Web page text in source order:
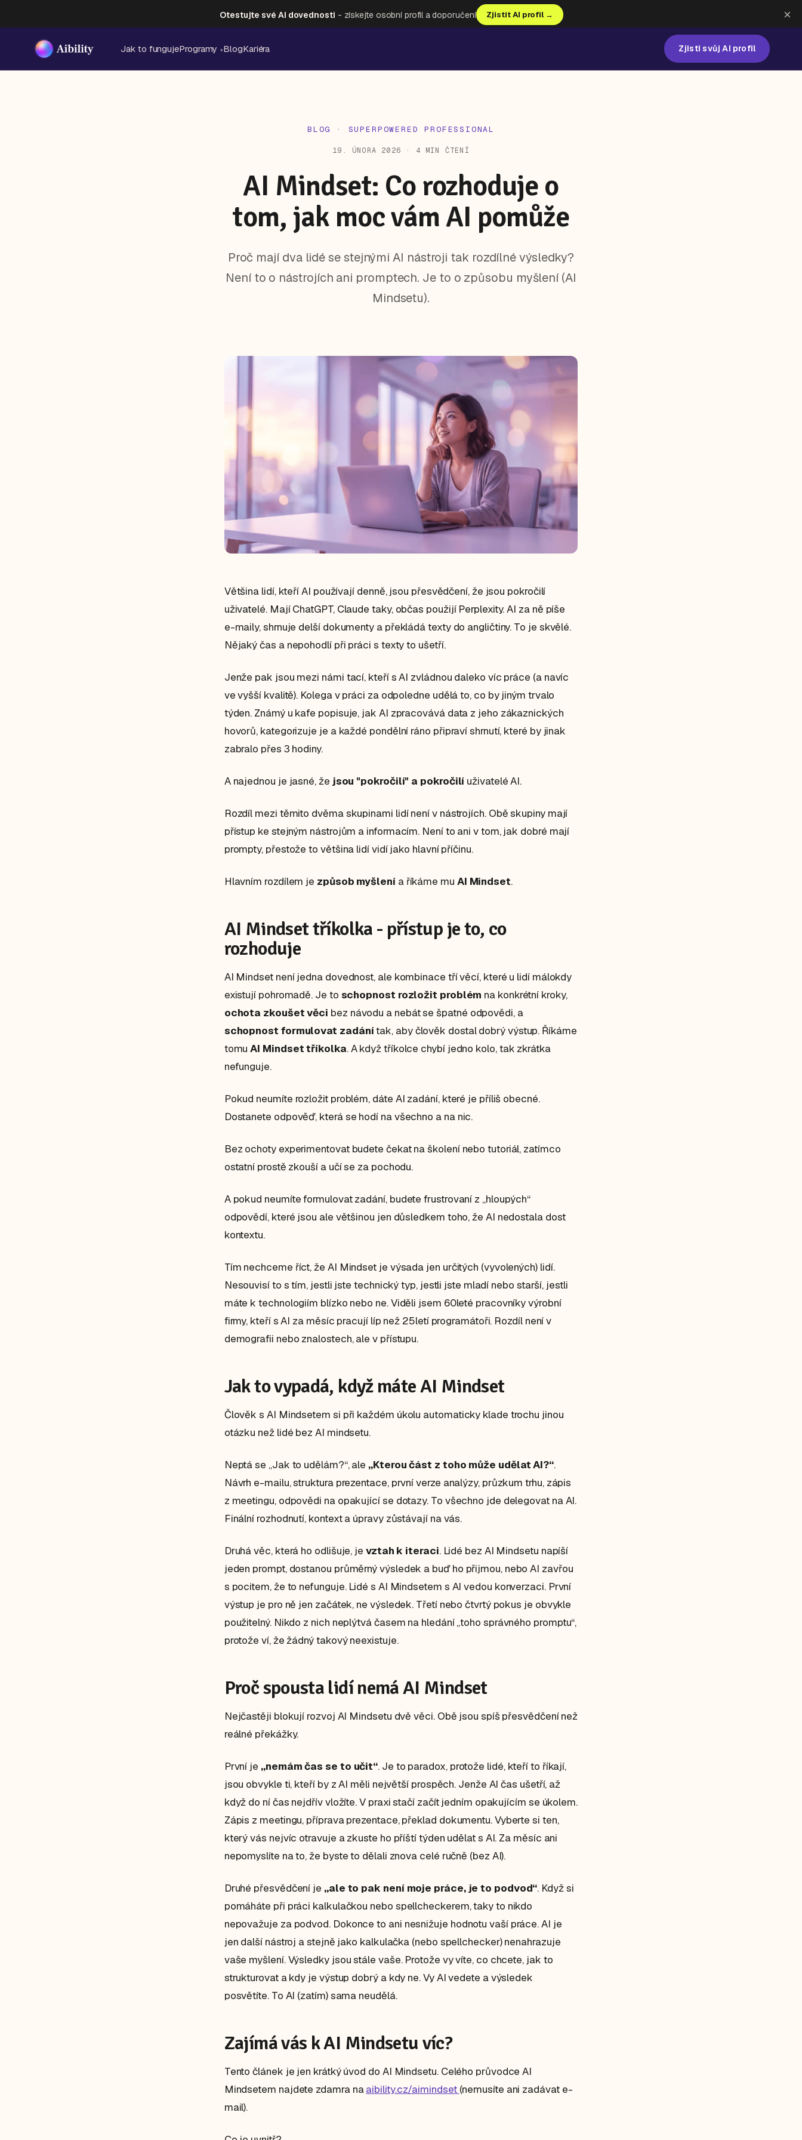
Otestujte své AI dovednosti - získejte osobní profil a doporučení Zjistit AI profil → ×
Jak to fungujeProgramy ▾BlogKariéra Zjisti svůj AI profil
BLOG · SUPERPOWERED PROFESSIONAL
19. ÚNORA 2026 · 4 MIN ČTENÍ
AI Mindset: Co rozhoduje o
tom, jak moc vám AI pomůže
Proč mají dva lidé se stejnými AI nástroji tak rozdílné výsledky?
Není to o nástrojích ani promptech. Je to o způsobu myšlení (AI
Mindsetu).
Většina lidí, kteří AI používají denně, jsou přesvědčení, že jsou pokročilí
uživatelé. Mají ChatGPT, Claude taky, občas použijí Perplexity. AI za ně píše
e-maily, shrnuje delší dokumenty a překládá texty do angličtiny. To je skvělé.
Nějaký čas a nepohodlí při práci s texty to ušetří.
Jenže pak jsou mezi námi tací, kteří s AI zvládnou daleko víc práce (a navíc
ve vyšší kvalitě). Kolega v práci za odpoledne udělá to, co by jiným trvalo
týden. Známý u kafe popisuje, jak AI zpracovává data z jeho zákaznických
hovorů, kategorizuje je a každé pondělní ráno připraví shrnutí, které by jinak
zabralo přes 3 hodiny.
A najednou je jasné, že jsou "pokročilí" a pokročilí uživatelé AI.
Rozdíl mezi těmito dvěma skupinami lidí není v nástrojích. Obě skupiny mají
přístup ke stejným nástrojům a informacím. Není to ani v tom, jak dobré mají
prompty, přestože to většina lidí vidí jako hlavní příčinu.
Hlavním rozdílem je způsob myšlenía říkáme mu AI Mindset.
AI Mindset tříkolka - přístup je to, co
rozhoduje
AI Mindset není jedna dovednost, ale kombinace tří věcí, které u lidí málokdy
existují pohromadě. Je to schopnost rozložit problém na konkrétní kroky,
ochota zkoušet věci bez návodu a nebát se špatné odpovědi, a
schopnost formulovat zadánítak, aby člověk dostal dobrý výstup. Říkáme
tomuAI Mindset tříkolka. A když tříkolce chybí jedno kolo, tak zkrátka
nefunguje.
Pokud neumíte rozložit problém, dáte AI zadání, které je příliš obecné.
Dostanete odpověď, která se hodí na všechno a na nic.
Bez ochoty experimentovat budete čekat na školení nebo tutoriál, zatímco
ostatní prostě zkouší a učí se za pochodu.
A pokud neumíte formulovat zadání, budete frustrovaní z „hloupých“
odpovědí, které jsou ale většinou jen důsledkem toho, že AI nedostala dost
kontextu.
Tím nechceme říct, že AI Mindset je výsada jen určitých (vyvolených) lidí.
Nesouvisí to s tím, jestli jste technický typ, jestli jste mladí nebo starší, jestli
máte k technologiím blízko nebo ne. Viděli jsem 60leté pracovníky výrobní
firmy, kteří s AI za měsíc pracují líp než 25letí programátoři. Rozdíl není v
demografii nebo znalostech, ale v přístupu.
Jak to vypadá, když máte AI Mindset
Člověk s AI Mindsetem si při každém úkolu automaticky klade trochu jinou
otázku než lidé bez AI mindsetu.
Neptá se „Jak to udělám?“, ale „Kterou část z toho může udělat AI?“.
Návrh e-mailu, struktura prezentace, první verze analýzy, průzkum trhu, zápis
z meetingu, odpovědi na opakující se dotazy. To všechno jde delegovat na AI.
Finální rozhodnutí, kontext a úpravy zůstávají na vás.
Druhá věc, která ho odlišuje, je vztah k iteraci. Lidé bez AI Mindsetu napíší
jeden prompt, dostanou průměrný výsledek a buď ho přijmou, nebo AI zavřou
s pocitem, že to nefunguje. Lidé s AI Mindsetem s AI vedou konverzaci. První
výstup je pro ně jen začátek, ne výsledek. Třetí nebo čtvrtý pokus je obvykle
použitelný. Nikdo z nich neplýtvá časem na hledání „toho správného promptu“,
protože ví, že žádný takový neexistuje.
Proč spousta lidí nemá AI Mindset
Nejčastěji blokují rozvoj AI Mindsetu dvě věci. Obě jsou spíš přesvědčení než
reálné překážky.
První je „nemám čas se to učit“. Je to paradox, protože lidé, kteří to říkají,
jsou obvykle ti, kteří by z AI měli největší prospěch. Jenže AI čas ušetří, až
když do ní čas nejdřív vložíte. V praxi stačí začít jedním opakujícím se úkolem.
Zápis z meetingu, příprava prezentace, překlad dokumentu. Vyberte si ten,
který vás nejvíc otravuje a zkuste ho příští týden udělat s AI. Za měsíc ani
nepomyslíte na to, že byste to dělali znova celé ručně (bez AI).
Druhé přesvědčení je „ale to pak není moje práce, je to podvod“. Když si
pomáháte při práci kalkulačkou nebo spellcheckerem, taky to nikdo
nepovažuje za podvod. Dokonce to ani nesnižuje hodnotu vaší práce. AI je
jen další nástroj a stejně jako kalkulačka (nebo spellchecker) nenahrazuje
vaše myšlení. Výsledky jsou stále vaše. Protože vy víte, co chcete, jak to
strukturovat a kdy je výstup dobrý a kdy ne. Vy AI vedete a výsledek
posvětíte. To AI (zatím) sama neudělá.
Zajímá vás k AI Mindsetu víc?
Tento článek je jen krátký úvod do AI Mindsetu. Celého průvodce AI
Mindsetem najdete zdamra naaibility.cz/aimindset (nemusíte ani zadávat e-
mail).